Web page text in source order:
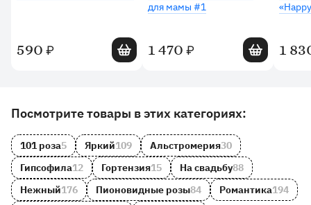
590 ₽ Добавить в корзину
для мамы #1
1 470 ₽ Добавить в
1
Другие товары и категории на сайте
Посмотрите товары в этих категориях:
101 роза5 Яркий109 Альстромерия30
Гипсофила12 Гортензия15 На свадьбу88
Нежный176 Пионовидные розы84 Романтика194